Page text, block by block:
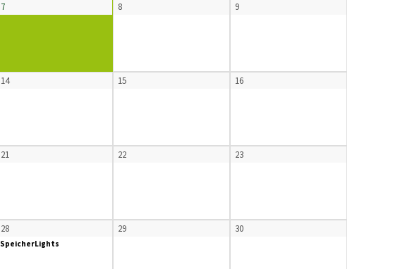
7 8 9
14 15 16
21 22 23
28
SpeicherLights
29 30